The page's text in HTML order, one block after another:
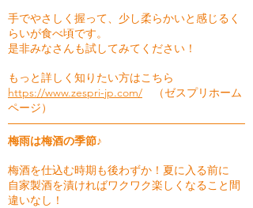
手でやさしく握って、少し柔らかいと感じるく
らいが食べ頃です。
是非みなさんも試してみてください！
もっと詳しく知りたい方はこちら
https://www.zespri-jp.com/ （ゼスプリホーム
ページ）
梅雨は梅酒の季節♪
梅酒を仕込む時期も後わずか！夏に入る前に
自家製酒を漬ければワクワク楽しくなること間
違いなし！